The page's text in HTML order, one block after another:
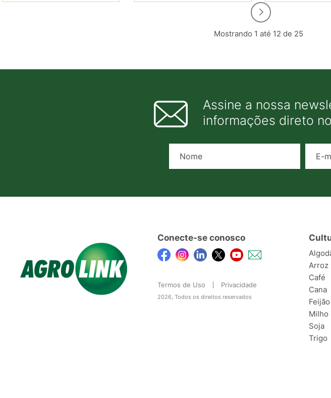
Mostrando 1 até 12 de 25
Assine a nossa
informações direto
Conecte-se conosco
Termos de Uso Privacidade
2026, Todos os direitos reservados
Arroz
Café
Cana
Feijão
Milho
Soja
Trigo